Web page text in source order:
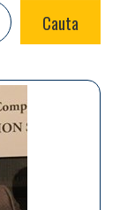
Cauta